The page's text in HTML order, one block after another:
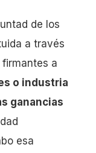
de los
a través
a
o industria
ganancias
esa